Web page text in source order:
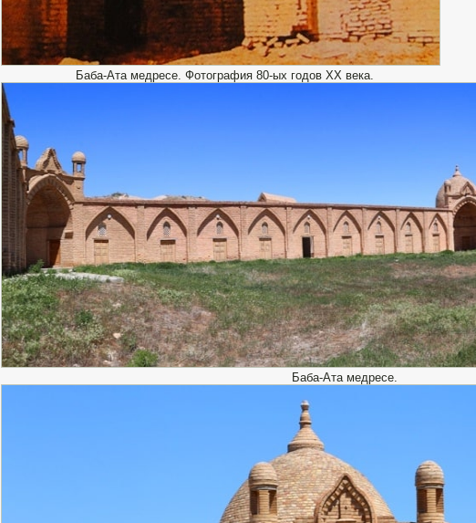
Баба-Ата медресе. Фотография 80-ых годов XX века.
Баба-Ата медресе.